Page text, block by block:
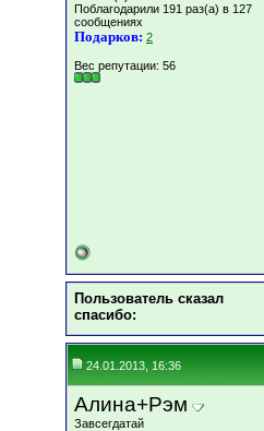
Поблагодарили 191 раз(а) в 127
сообщениях
Подарков: 2
Вес репутации: 56
Пользователь сказал
cпасибо:
24.01.2013, 16:36
Алина+Рэм
Завсегдатай